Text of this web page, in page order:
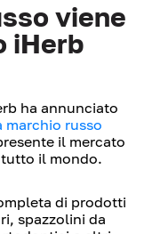
viene
iHerb
ha annunciato
russo
il mercato
tutto il mondo.
di prodotti
spazzolini da